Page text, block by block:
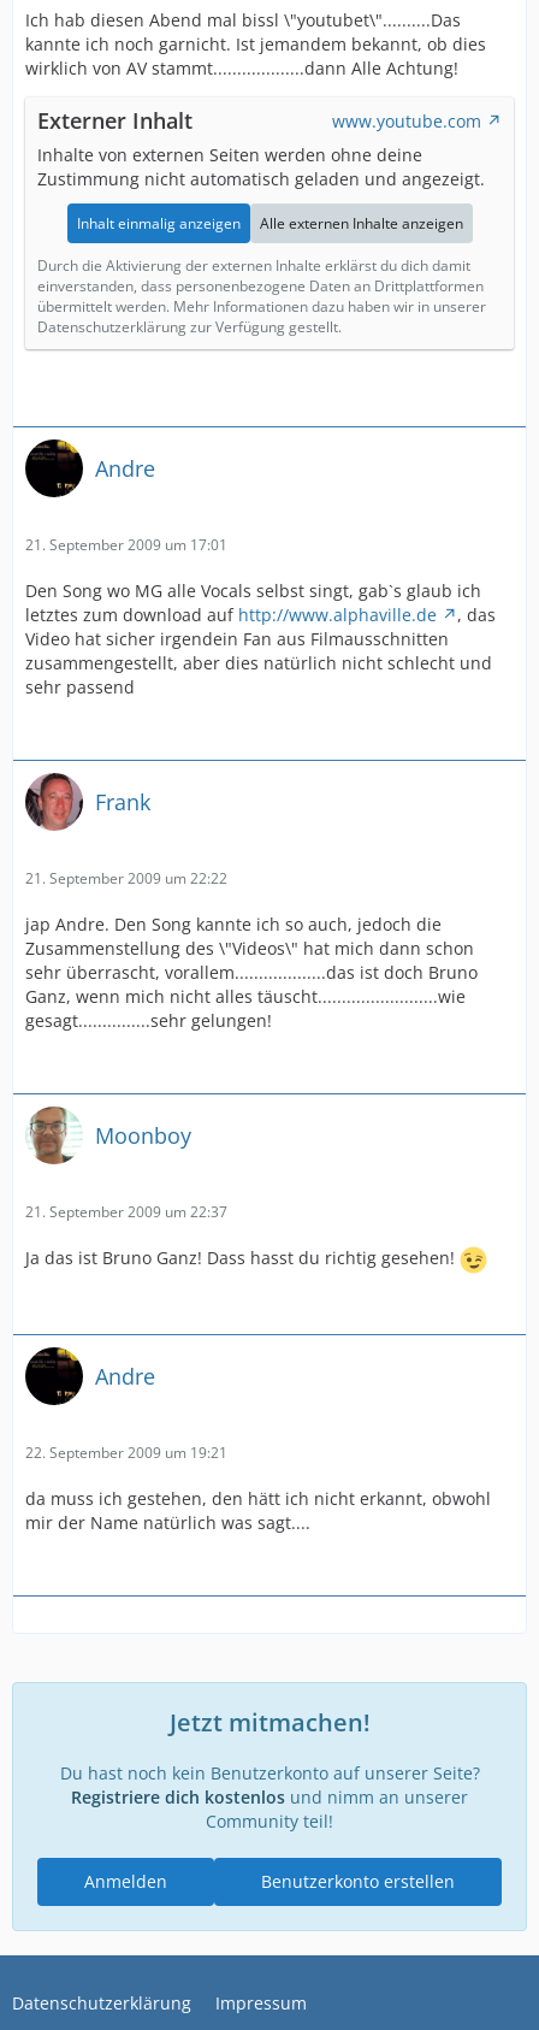
Ich hab diesen Abend mal bissl \"youtubet\"..........Das
kannte ich noch garnicht. Ist jemandem bekannt, ob dies
wirklich von AV stammt...................dann Alle Achtung!
Externer Inhalt
www.youtube.com
Inhalte von externen Seiten werden ohne deine
Zustimmung nicht automatisch geladen und angezeigt.
Inhalt einmalig anzeigen Alle externen Inhalte anzeigen
Durch die Aktivierung der externen Inhalte erklärst du dich damit
einverstanden, dass personenbezogene Daten an Drittplattformen
übermittelt werden. Mehr Informationen dazu haben wir in unserer
Datenschutzerklärung zur Verfügung gestellt.
Andre
21. September 2009 um 17:01
Den Song wo MG alle Vocals selbst singt, gab`s glaub ich
letztes zum download auf http://www.alphaville.de
, das
Video hat sicher irgendein Fan aus Filmausschnitten
zusammengestellt, aber dies natürlich nicht schlecht und
sehr passend
Frank
21. September 2009 um 22:22
jap Andre. Den Song kannte ich so auch, jedoch die
Zusammenstellung des \"Videos\" hat mich dann schon
sehr überrascht, vorallem...................das ist doch Bruno
Ganz, wenn mich nicht alles täuscht.........................wie
gesagt...............sehr gelungen!
Moonboy
21. September 2009 um 22:37
Ja das ist Bruno Ganz! Dass hasst du richtig gesehen!
Andre
22. September 2009 um 19:21
da muss ich gestehen, den hätt ich nicht erkannt, obwohl
mir der Name natürlich was sagt....
Jetzt mitmachen!
Du hast noch kein Benutzerkonto auf unserer Seite?
Registriere dich kostenlos und nimm an unserer
Community teil!
Benutzerkonto erstellen
Anmelden
Datenschutzerklärung Impressum